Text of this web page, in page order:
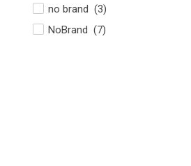
no brand (3)
NoBrand (7)